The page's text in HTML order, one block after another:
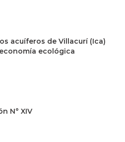
acuíferos de Villacurí (Ica)
ecológica
N° XIV